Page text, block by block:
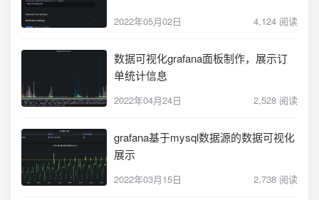
2022年05月02日 4,124 阅读
数据可视化grafana面板制作，展示订
单统计信息
2022年04月24日 2,528 阅读
grafana基于mysql数据源的数据可视化
展示
2022年03月15日 2,738 阅读